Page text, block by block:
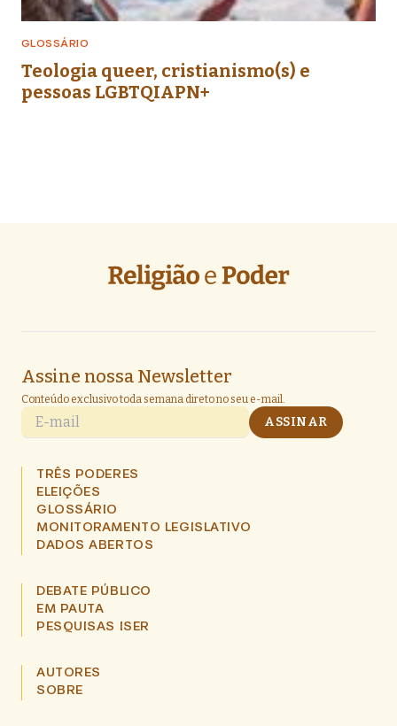
GLOSSÁRIO
Teologia queer, cristianismo(s) e
pessoas LGBTQIAPN+
Assine nossa Newsletter
Conteúdo exclusivo toda semana direto no seu e-mail.
E-mail ASSINAR
TRÊS PODERES
ELEIÇÕES
GLOSSÁRIO
MONITORAMENTO LEGISLATIVO
DADOS ABERTOS
DEBATE PÚBLICO
EM PAUTA
PESQUISAS ISER
AUTORES
SOBRE